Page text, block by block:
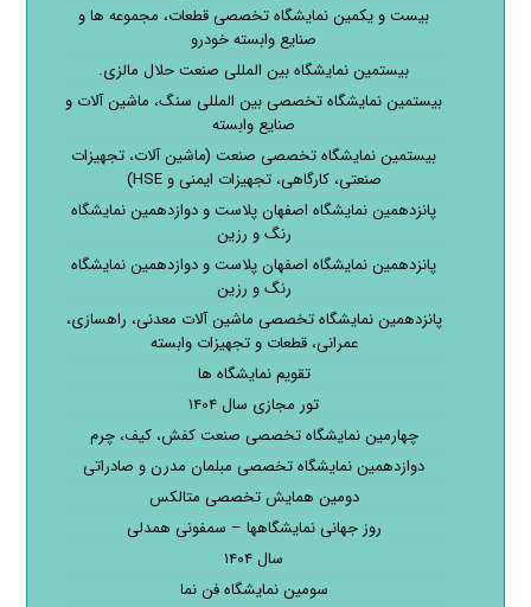
بیست و یکمین نمایشگاه تخصصی قطعات، مجموعه ها و
صنایع وابسته خودرو
بیستمین نمایشگاه بین المللی صنعت حلال مالزی.
بیستمین نمایشگاه تخصصی بین المللی سنگ، ماشین آلات و
صنایع وابسته
بیستمین نمایشگاه تخصصی صنعت (ماشین آلات، تجهیزات
صنعتی، کارگاهی، تجهیزات ایمنی و HSE)
پانزدهمین نمایشگاه اصفهان پلاست و دوازدهمین نمایشگاه
رنگ و رزین
پانزدهمین نمایشگاه اصفهان پلاست و دوازدهمین نمایشگاه
رنگ و رزین
پانزدهمین نمایشگاه تخصصی ماشین آلات معدنی، راهسازی،
عمرانی، قطعات و تجهیزات وابسته
تقویم نمایشگاه ها
تور مجازی سال ۱۴۰۴
چهارمین نمایشگاه تخصصی صنعت کفش، کیف، چرم
دوازدهمین نمایشگاه تخصصی مبلمان مدرن و صادراتی
دومین همایش تخصصی متالکس
روز جهانی نمایشگاهها – سمفونی همدلی
سال ۱۴۰۴
سومین نمایشگاه فن نما